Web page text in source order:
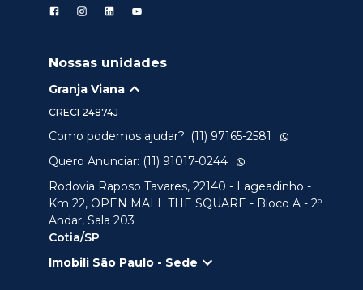
Nossas unidades
Granja Viana
CRECI 24874J
Como podemos ajudar?: (11) 97165-2581
Quero Anunciar: (11) 91017-0244
Rodovia Raposo Tavares, 22140 - Lageadinho -
Km 22, OPEN MALL THE SQUARE - Bloco A - 2º
Andar, Sala 203
Cotia/SP
Imobili São Paulo - Sede